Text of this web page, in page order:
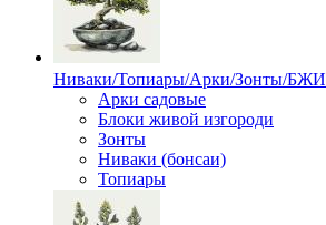
Ниваки/Топиары/Арки/Зонты/БЖИ
Арки садовые
Блоки живой изгороди
Зонты
Ниваки (бонсаи)
Топиары